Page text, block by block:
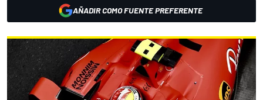
AÑADIR COMO FUENTE PREFERENTE